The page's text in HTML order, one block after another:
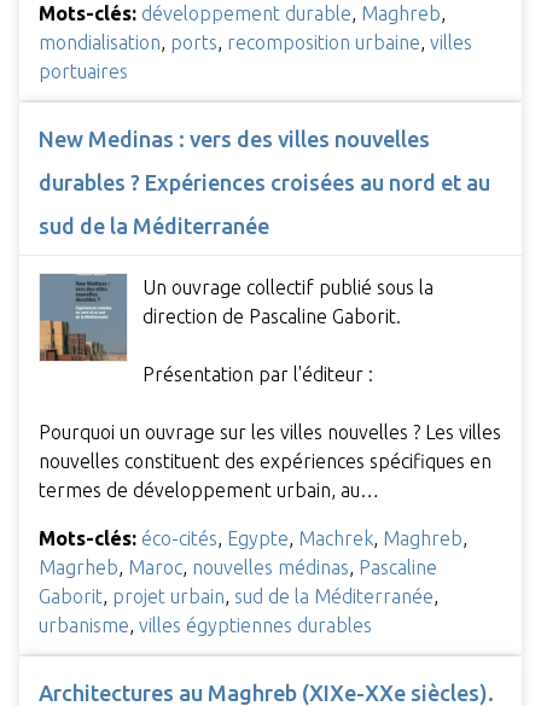
Mots-clés: développement durable Maghreb
mondialisation ports recomposition urbaine villes
portuaires
New Medinas : vers des villes nouvelles
durables ? Expériences croisées au nord et au
sud de la Méditerranée
Un ouvrage collectif publié sous la
direction de Pascaline Gaborit.
Présentation par l'éditeur :
Pourquoi un ouvrage sur les villes nouvelles ? Les villes
nouvelles constituent des expériences spécifiques en
termes de développement urbain, au…
Mots-clés: éco-cités, Egypte, Machrek, Maghreb,
Magrheb, Maroc, nouvelles médinas, Pascaline
Gaborit, projet urbain, sud de la Méditerranée,
urbanisme, villes égyptiennes durables
Architectures au Maghreb (XIXe-XXe siècles).